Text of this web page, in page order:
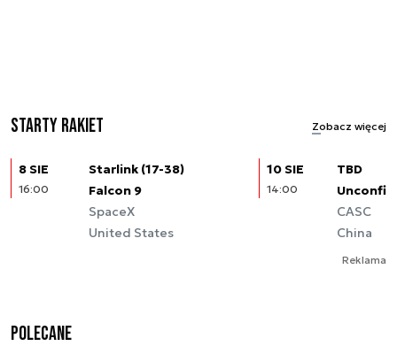
Starty rakiet Zobacz więcej
8 SIE
16:00
Starlink (17-38)
Falcon 9
SpaceX
United States
10 SIE
14:00
TBD
CASC
China
Reklama
Polecane